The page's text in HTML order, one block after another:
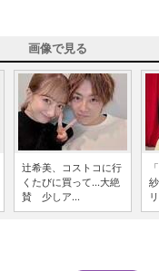
画像で見る
辻希美、コストコに行
くたびに買って...大絶
賛 少しア...